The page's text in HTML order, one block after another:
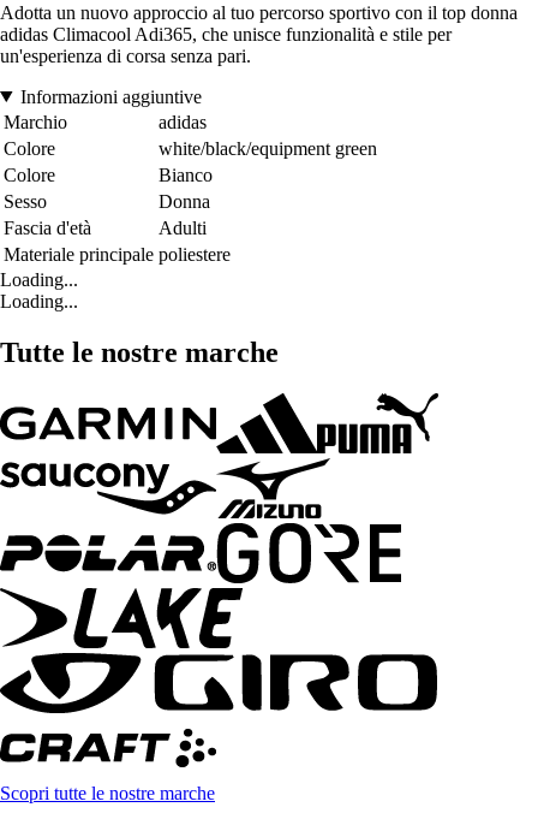
Adotta un nuovo approccio al tuo percorso sportivo con il top donna
adidas Climacool Adi365, che unisce funzionalità e stile per
un'esperienza di corsa senza pari.
Informazioni aggiuntive
Marchio
adidas
Colore
white/black/equipment green
Colore
Bianco
Sesso
Donna
Fascia d'età
Adulti
Materiale principale poliestere
Loading...
Loading...
Tutte le nostre marche
Scopri tutte le nostre marche